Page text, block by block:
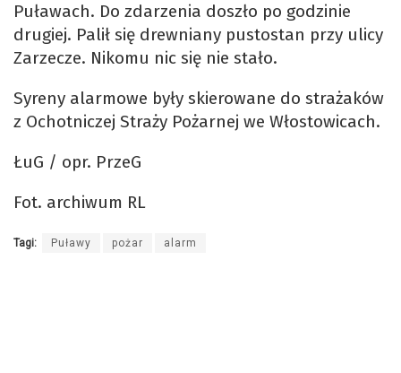
Puławach. Do zdarzenia doszło po godzinie
drugiej. Palił się drewniany pustostan przy ulicy
Zarzecze. Nikomu nic się nie stało.
Syreny alarmowe były skierowane do strażaków
z Ochotniczej Straży Pożarnej we Włostowicach.
ŁuG / opr. PrzeG
Fot. archiwum RL
Tagi: Puławy pożar alarm